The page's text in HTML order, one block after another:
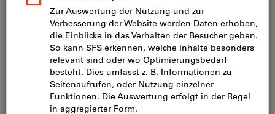
Bild zum Vergrößern anklicken